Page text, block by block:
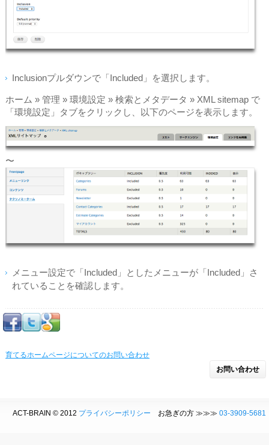
Inclusionプルダウンで「Included」を選択します。
ホーム » 管理 » 環境設定 » 検索とメタデータ » XML sitemap で
「環境設定」タブをクリックし、以下のページを表示します。
〜
メニュー設定で「Included」としたメニューが「Included」さ
れていることを確認します。
育てるホームページについてのお問い合わせ
お問い合わせ
ACT-BRAIN © 2012 プライバシーポリシー お急ぎの方 ≫≫≫ 03-3909-5681